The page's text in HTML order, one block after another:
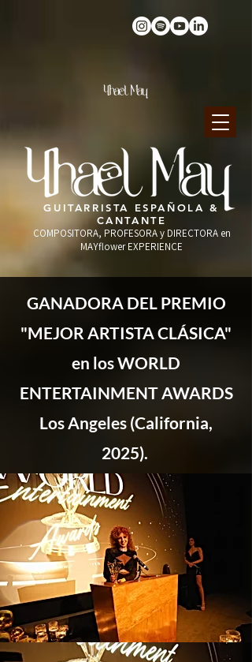
GUITARRISTA ESPAÑOLA &
CANTANTE
COMPOSITORA, PROFESORA y DIRECTORA en
MAYflower EXPERIENCE
GANADORA DEL PREMIO
"MEJOR ARTISTA CLÁSICA"
en los WORLD
ENTERTAINMENT AWARDS
Los Angeles (California,
2025).